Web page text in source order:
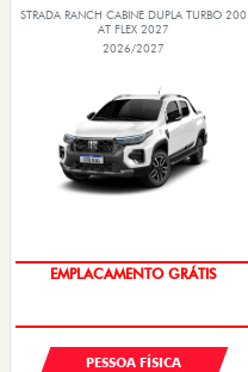
STRADA RANCH CABINE DUPLA TURBO 200
AT FLEX 2027
2026/2027
OPORTUNIDADE
PESSOA FÍSICA